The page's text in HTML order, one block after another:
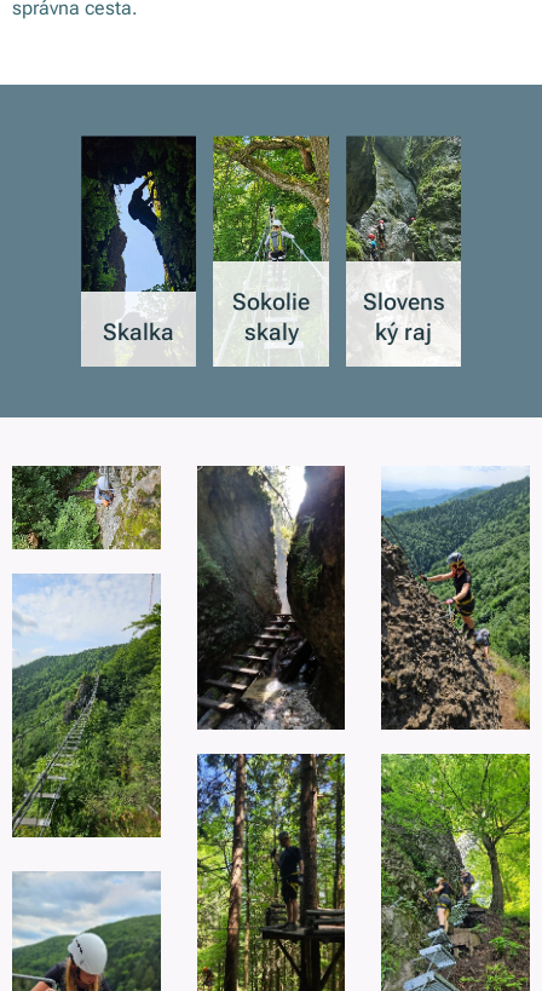
správna cesta.
Skalka
Sokolie
skaly
Slovens
ký raj